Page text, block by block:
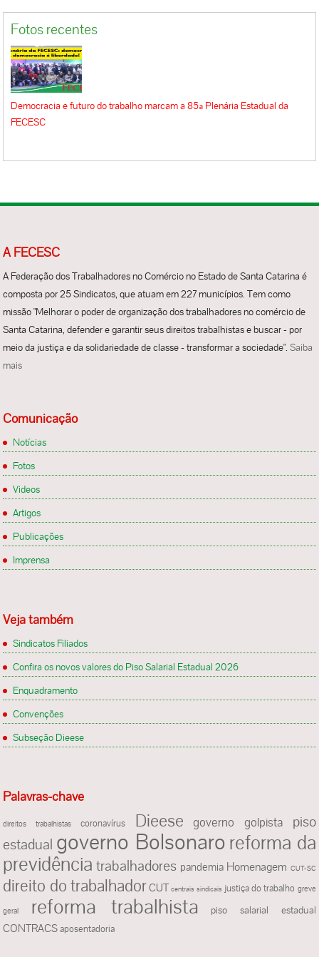
Fotos recentes
Democracia e futuro do trabalho marcam a 85ª Plenária Estadual da
FECESC
A FECESC
A Federação dos Trabalhadores no Comércio no Estado de Santa Catarina é
composta por 25 Sindicatos, que atuam em 227 municípios. Tem como
missão "Melhorar o poder de organização dos trabalhadores no comércio de
Santa Catarina, defender e garantir seus direitos trabalhistas e buscar - por
meio da justiça e da solidariedade de classe - transformar a sociedade".Saiba
mais
Comunicação
Notícias
Fotos
Videos
Artigos
Publicações
Imprensa
Veja também
Sindicatos Filiados
Confira os novos valores do Piso Salarial Estadual 2026
Enquadramento
Convenções
Subseção Dieese
Palavras-chave
direitos trabalhistas coronavírus Dieese governo golpista
piso
estadual governo Bolsonaro reforma da
previdência trabalhadores pandemia Homenagem CUT-SC
direito do trabalhador CUT centrais sindicais justiça do trabalho greve
geral reforma trabalhista piso salarial estadual
CONTRACS aposentadoria